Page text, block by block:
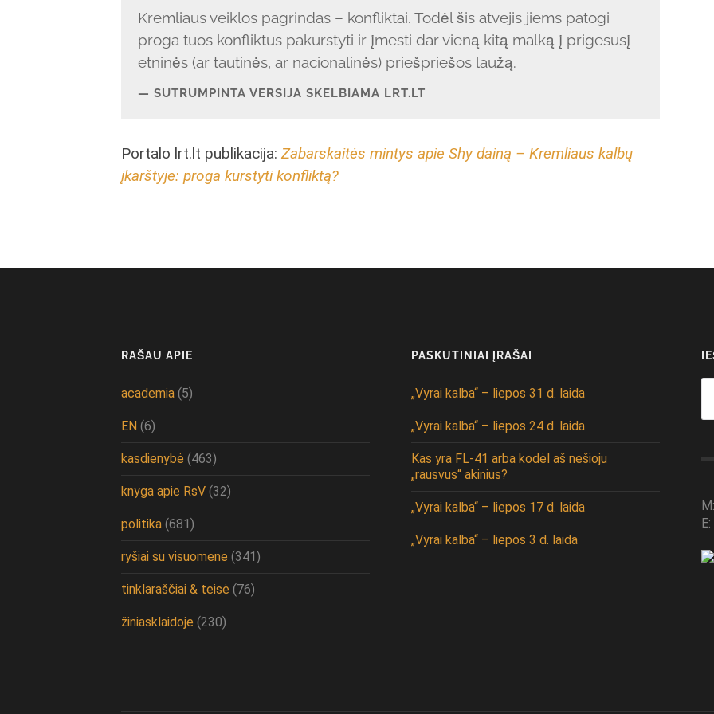
Kremliaus veiklos pagrindas – konfliktai. Todėl šis atvejis jiems patogi
proga tuos konfliktus pakurstyti ir įmesti dar vieną kitą malką į prigesusį
etninės (ar tautinės, ar nacionalinės) priešpriešos laužą.
SUTRUMPINTA VERSIJA SKELBIAMA LRT.LT
Portalo lrt.lt publikacija: Zabarskaitės mintys apie Shy dainą – Kremliaus kalbų
įkarštyje: proga kurstyti konfliktą?
RAŠAU APIE
academia (5)
EN (6)
kasdienybė (463)
knyga apie RsV (32)
politika (681)
ryšiai su visuomene (341)
tinklaraščiai & teisė (76)
žiniasklaidoje (230)
PASKUTINIAI ĮRAŠAI
„Vyrai kalba“ – liepos 31 d. laida
„Vyrai kalba“ – liepos 24 d. laida
Kas yra FL-41 arba kodėl aš nešioju
„rausvus“ akinius?
„Vyrai kalba“ – liepos 17 d. laida
„Vyrai kalba“ – liepos 3 d. laida
M:
E: